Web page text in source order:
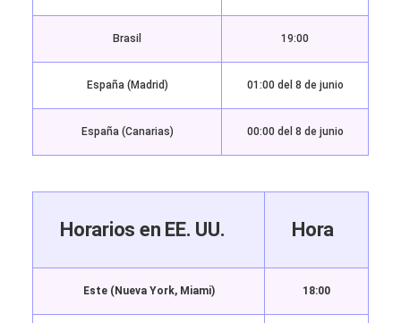
Brasil 19:00
España (Madrid) 01:00 del 8 de junio
España (Canarias) 00:00 del 8 de junio
Horarios en EE. UU. Hora
Este (Nueva York, Miami) 18:00